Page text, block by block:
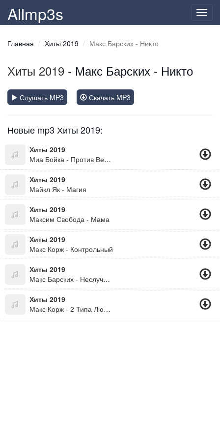
Allmp3s
Главная Хиты 2019 Макс Барских - Никто
Хиты 2019 - Макс Барских - Никто
Слушать MP3 Скачать MP3
Новые mp3 Хиты 2019:
Хиты 2019
Миа Бойка - Против Ветра
Хиты 2019
Майкл Як - Магия
Хиты 2019
Максим Свобода - Мама
Хиты 2019
Макс Корж - Контрольный
Хиты 2019
Макс Барских - Неслучайно
Хиты 2019
Макс Корж - 2 Типа Людей